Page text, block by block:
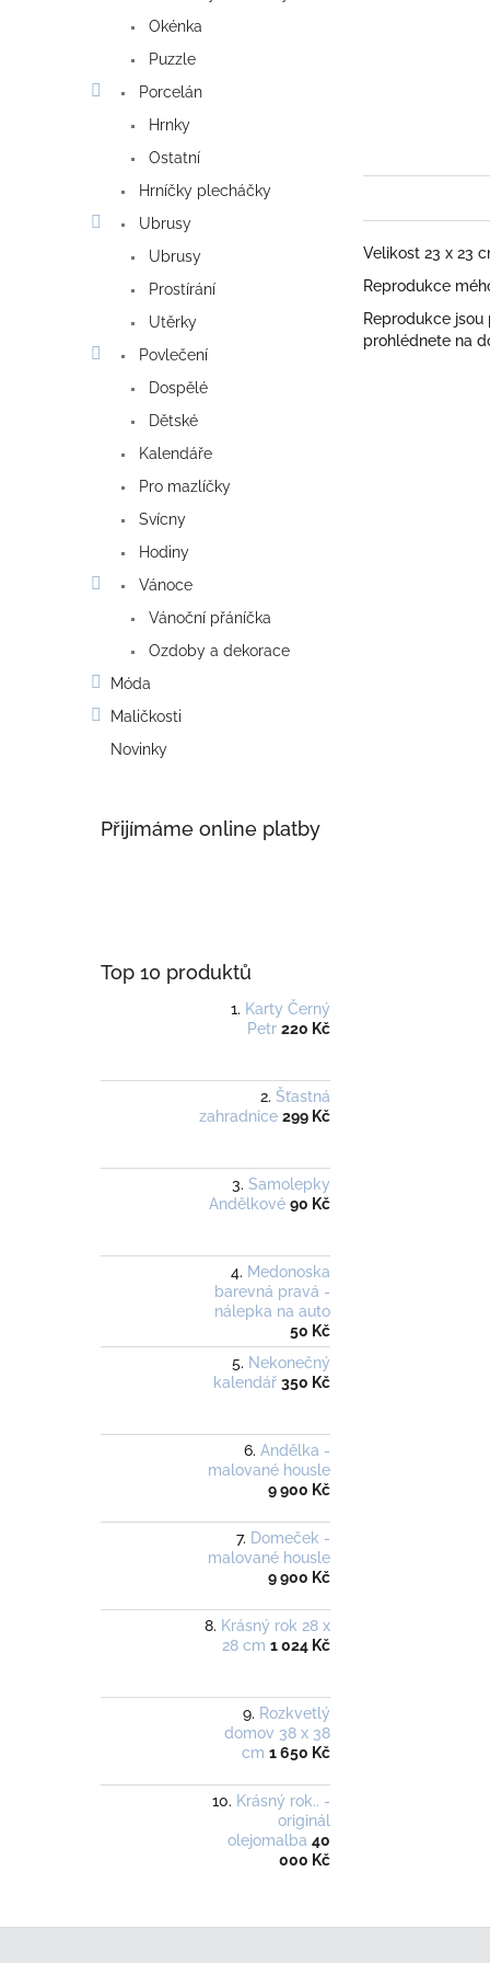
Okénka
Puzzle
Porcelán
Hrnky
Ostatní
Hrníčky plecháčky
Ubrusy
Ubrusy
Prostírání
Utěrky
Povlečení
Dospělé
Dětské
Kalendáře
Pro mazlíčky
Svícny
Hodiny
Vánoce
Vánoční přáníčka
Ozdoby a dekorace
Móda
Maličkosti
Novinky
Přijímáme online platby
Top 10 produktů
Karty Černý
Petr 220 Kč
Šťastná
zahradnice 299 Kč
Samolepky
Andělkové 90 Kč
Medonoska
barevná pravá -
nálepka na auto
50 Kč
Nekonečný
kalendář 350 Kč
Andělka -
malované housle
9 900 Kč
Domeček -
malované housle
9 900 Kč
Krásný rok 28 x
28 cm 1 024 Kč
Rozkvetlý
domov 38 x 38
cm 1 650 Kč
Krásný rok.. -
originál
olejomalba 40
000 Kč
Velikost 23 x 23
Reprodukce
Reprodukce
prohlédnete na